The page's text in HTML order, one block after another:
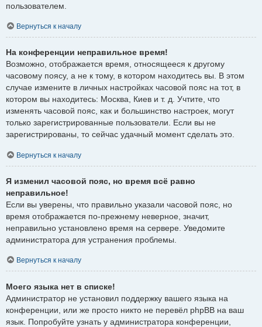
пользователем.
Вернуться к началу
На конференции неправильное время!
Возможно, отображается время, относящееся к другому
часовому поясу, а не к тому, в котором находитесь вы. В этом
случае измените в личных настройках часовой пояс на тот, в
котором вы находитесь: Москва, Киев и т. д. Учтите, что
изменять часовой пояс, как и большинство настроек, могут
только зарегистрированные пользователи. Если вы не
зарегистрированы, то сейчас удачный момент сделать это.
Вернуться к началу
Я изменил часовой пояс, но время всё равно
неправильное!
Если вы уверены, что правильно указали часовой пояс, но
время отображается по-прежнему неверное, значит,
неправильно установлено время на сервере. Уведомите
администратора для устранения проблемы.
Вернуться к началу
Моего языка нет в списке!
Администратор не установил поддержку вашего языка на
конференции, или же просто никто не перевёл phpBB на ваш
язык. Попробуйте узнать у администратора конференции,